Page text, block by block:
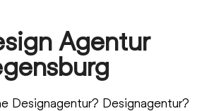
Agentur
Designagentur? Designagentur?